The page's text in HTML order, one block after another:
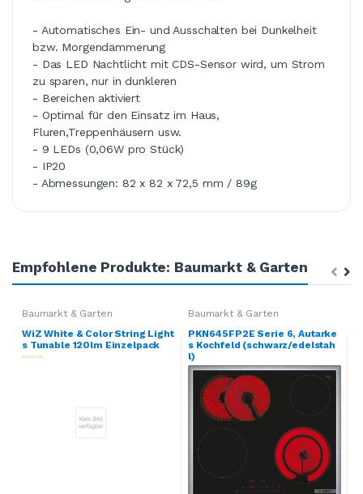
- Automatisches Ein- und Ausschalten bei Dunkelheit
bzw. Morgendämmerung
- Das LED Nachtlicht mit CDS-Sensor wird, um Strom
zu sparen, nur in dunkleren
- Bereichen aktiviert
- Optimal für den Einsatz im Haus,
Fluren,Treppenhäusern usw.
- 9 LEDs (0,06W pro Stück)
- IP20
- Abmessungen: 82 x 82 x 72,5 mm / 89g
Empfohlene Produkte: Baumarkt & Garten
Baumarkt & Garten
WiZ White & Color String Light
s Tunable 120lm Einzelpack
Baumarkt & Garten
PKN645FP2E Serie 6, Autarke
s Kochfeld (schwarz/edelstah
l)